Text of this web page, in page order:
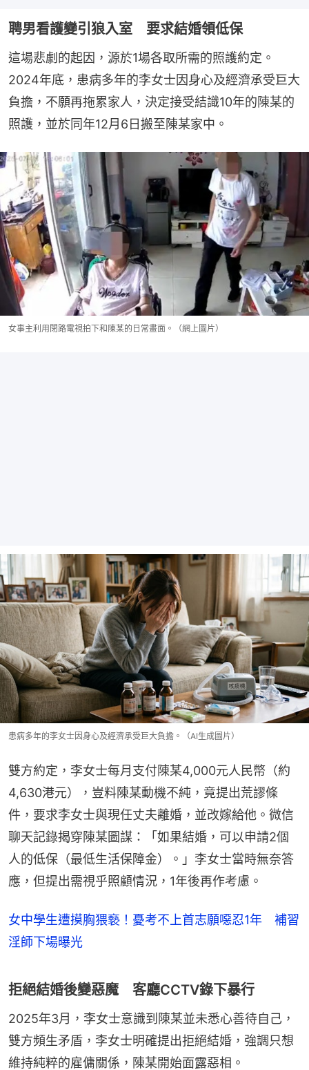
聘男看護變引狼入室 要求結婚領低保
這場悲劇的起因，源於1場各取所需的照護約定。
2024年底，患病多年的李女士因身心及經濟承受巨大
負擔，不願再拖累家人，決定接受結識10年的陳某的
照護，並於同年12月6日搬至陳某家中。
女事主利用閉路電視拍下和陳某的日常畫面。（網上圖片）
患病多年的李女士因身心及經濟承受巨大負擔。（AI生成圖片）
雙方約定，李女士每月支付陳某4,000元人民幣（約
4,630港元），豈料陳某動機不純，竟提出荒謬條
件，要求李女士與現任丈夫離婚，並改嫁給他。微信
聊天記錄揭穿陳某圖謀：「如果結婚，可以申請2個
人的低保（最低生活保障金）。」李女士當時無奈答
應，但提出需視乎照顧情況，1年後再作考慮。
女中學生遭摸胸猥褻！憂考不上首志願噁忍1年 補習
淫師下場曝光
拒絕結婚後變惡魔 客廳CCTV錄下暴行
2025年3月，李女士意識到陳某並未悉心善待自己，
雙方頻生矛盾，李女士明確提出拒絕結婚，強調只想
維持純粹的雇傭關係，陳某開始面露惡相。